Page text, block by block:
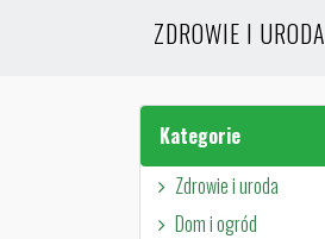
ZDROWIE I URODA
Kategorie
Zdrowie i uroda
Dom i ogród